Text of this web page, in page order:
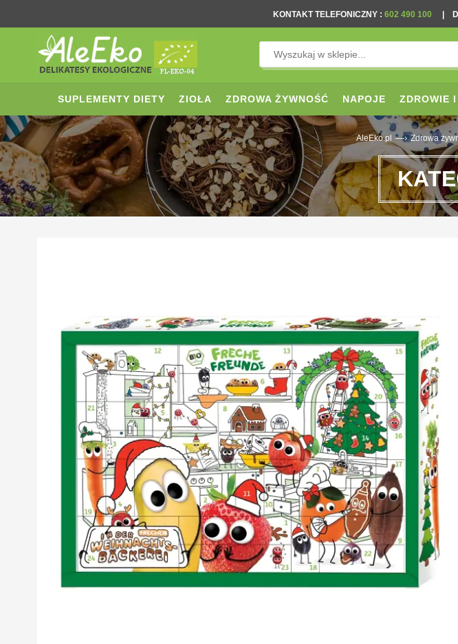
KONTAKT TELEFONICZNY : 602 490 100
SUPLEMENTY DIETY ZIOŁA ZDROWA ŻYWNOŚĆ NAPOJE ZDROWIE
AleEko.pl —› Zdrowa